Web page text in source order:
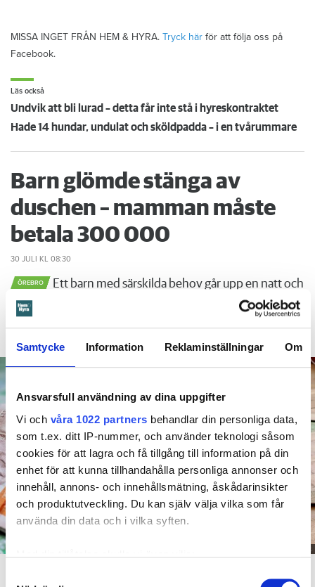
Samtycke Information Reklaminställningar Om
Ansvarsfull användning av dina uppgifter
Vi och våra 1022 partners behandlar din personliga data,
som t.ex. ditt IP-nummer, och använder teknologi såsom
cookies för att lagra och få tillgång till information på din
enhet för att kunna tillhandahålla personliga annonser och
innehåll, annons- och innehållsmätning, åskådarinsikter
och produktutveckling. Du kan själv välja vilka som får
använda din data och i vilka syften.
Med din tillåtelse skulle vi även vilja:
MISSA INGET FRÅN HEM & HYRA. Tryck här för att följa oss på
Facebook.
Läs också
Undvik att bli lurad – detta får inte stå i hyreskontraktet
Hade 14 hundar, undulat och sköldpadda – i en tvårummare
Barn glömde stänga av
duschen – mamman måste
betala 300 000
30 JULI KL 08:30
ÖREBRO
Ett barn med särskilda behov går upp en natt och
vrider på vattenkranen i duschen. När mamman vaknar
är det vatten i både badrum och hall. Det borde mamman
Foto: Getty/ Tommy Andersson/ Anna Rytterbrant